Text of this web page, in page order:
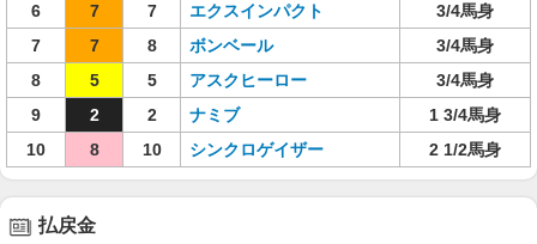
6
7 7 エクスインパクト
3/4馬身
7
7 8 ボンベール
3/4馬身
8
5 5 アスクヒーロー
3/4馬身
9
2 2 ナミブ
1 3/4馬身
10
8 10 シンクロゲイザー 2 1/2馬身
払戻金